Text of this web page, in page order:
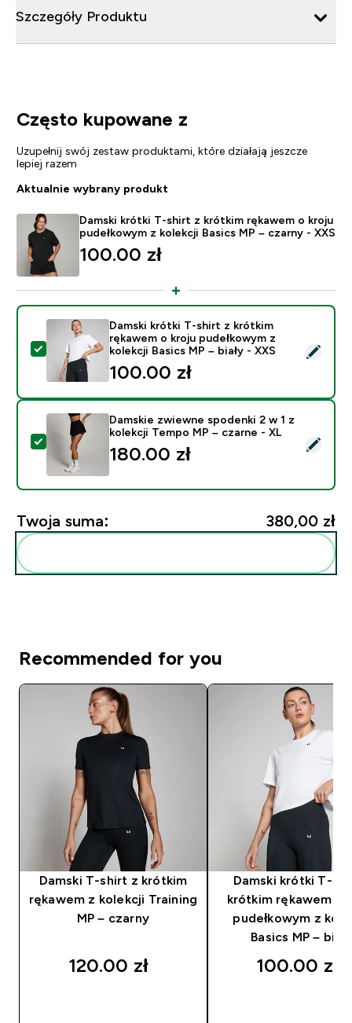
Szczegóły Produktu
Często kupowane z
Uzupełnij swój zestaw produktami, które działają jeszcze
lepiej razem
Aktualnie wybrany produkt
Damski krótki T-shirt z krótkim rękawem o kroju
pudełkowym z kolekcji Basics MP – czarny - XXS
100.00 zł‎
Wybierz ten produkt - Damski krótki T-shirt z krótkim
Damski krótki T-shirt z krótkim
rękawem o kroju pudełkowym z
kolekcji Basics MP – biały - XXS
100.00 zł‎
Wybierz ten produkt - Damskie zwiewne spodenki 2
Damskie zwiewne spodenki 2 w 1 z
kolekcji Tempo MP – czarne - XL
180.00 zł‎
Twoja suma: 380,00 zł‎
Recommended for you
Damski T-shirt z krótkim
rękawem z kolekcji Training
MP – czarny
120.00 zł‎
Damski krótki T-
krótkim rękawem o
pudełkowym z
Basics MP – biały
100.00 zł‎